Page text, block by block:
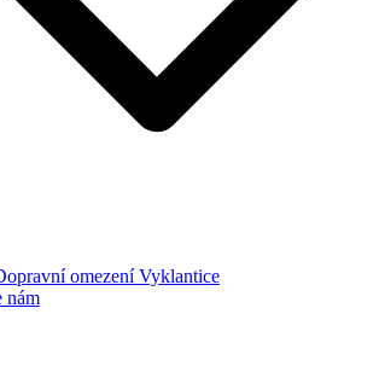
omezení Vyklantice
nám